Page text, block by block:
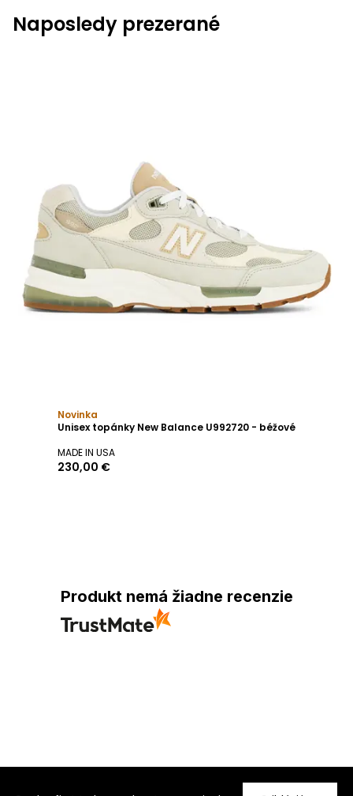
Naposledy prezerané
Novinka
Unisex topánky New Balance U992720 - béžové
MADE IN USA
230,00 €
Produkt nemá žiadne recenzie